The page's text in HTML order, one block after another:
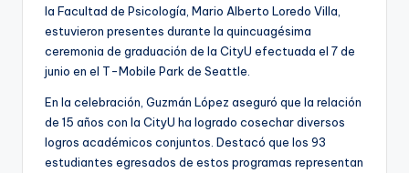
la Facultad de Psicología, Mario Alberto Loredo Villa,
estuvieron presentes durante la quincuagésima
ceremonia de graduación de la CityU efectuada el 7 de
junio en el T-Mobile Park de Seattle.
En la celebración, Guzmán López aseguró que la relación
de 15 años con la CityU ha logrado cosechar diversos
logros académicos conjuntos. Destacó que los 93
estudiantes egresados de estos programas representan